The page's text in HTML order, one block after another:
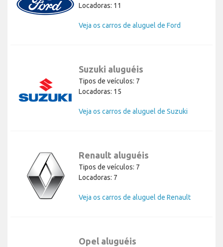
Locadoras: 11
Veja os carros de aluguel de Ford
Suzuki aluguéis
Tipos de veículos: 7
Locadoras: 15
Veja os carros de aluguel de Suzuki
Renault aluguéis
Tipos de veículos: 7
Locadoras: 7
Veja os carros de aluguel de Renault
Opel aluguéis